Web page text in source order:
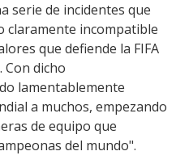
serie de incidentes que
incompatible
que defiende la FIFA
dicho
lamentablemente
a muchos, empezando
de equipo que
del mundo".